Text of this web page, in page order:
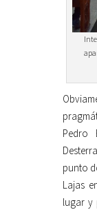
Pedro
punto
Lajas
lugar y